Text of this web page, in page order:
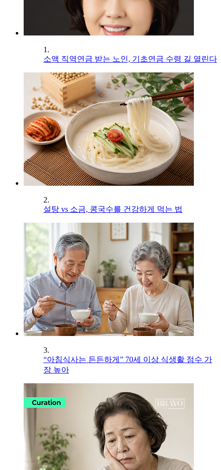
1.
소액 직역연금 받는 노인, 기초연금 수령 길 열린다
2.
설탕 vs 소금, 콩국수를 건강하게 먹는 법
3.
“아침식사는 든든하게” 70세 이상 식생활 점수 가
장 높아